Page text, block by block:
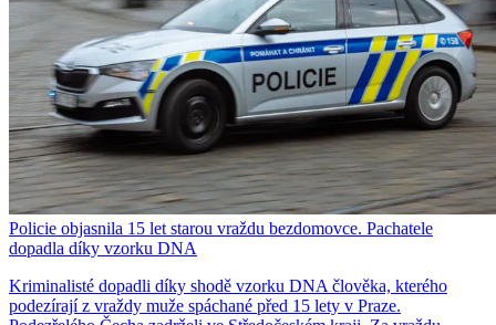
Policie objasnila 15 let starou vraždu bezdomovce. Pachatele
dopadla díky vzorku DNA
Kriminalisté dopadli díky shodě vzorku DNA člověka, kterého
podezírají z vraždy muže spáchané před 15 lety v Praze.